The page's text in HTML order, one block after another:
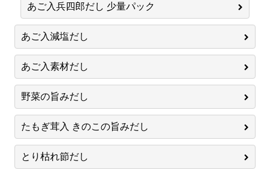
あご入兵四郎だし 少量パック
あご入減塩だし
あご入素材だし
野菜の旨みだし
たもぎ茸入 きのこの旨みだし
とり枯れ節だし